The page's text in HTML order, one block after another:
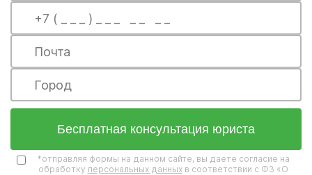
Бесплатная консультация юриста
*отправляя формы на данном сайте, вы даете согласие на
обработку персональных данныхв соответствии с ФЗ «О